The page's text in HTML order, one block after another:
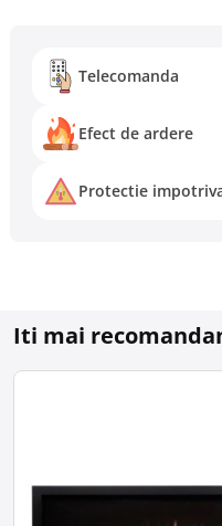
Telecomanda
Efect de ardere
Protectie
Iti mai